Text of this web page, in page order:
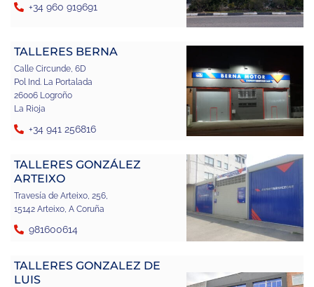
+34 960 919691
TALLERES BERNA
Calle Circunde, 6D
Pol Ind. La Portalada
26006 Logroño
La Rioja
+34 941 256816
TALLERES GONZÁLEZ
ARTEIXO
Travesía de Arteixo, 256,
15142 Arteixo, A Coruña
981600614
TALLERES GONZALEZ DE
LUIS